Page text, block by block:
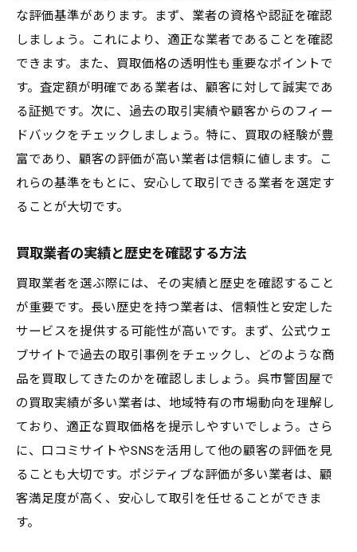
アフターフォローの重要性とその内容
買取業者選びで失敗しないためのポイントをチ
ェック
信頼できる業者の選び方と注意点
不正業者を見極めるためのサイン
業者とのコミュニケーションの重要性
トラブルを避けるための予備知識
地元ユーザーからのフィードバックを活かした
買取のコツ
実際の体験談から学ぶ取引のテクニック
評価サイトでのレビュー活用法
ユーザーの声を反映した買取戦略の構築
フィードバックを基にした改善策の実施
満足度を高めるためのユーザーインタビュ
ー
査定時に注意すべきポイントと高額評価を得る
な評価基準があります。まず、業者の資格や認証を確認
しましょう。これにより、適正な業者であることを確認
できます。また、買取価格の透明性も重要なポイントで
す。査定額が明確である業者は、顧客に対して誠実であ
る証拠です。次に、過去の取引実績や顧客からのフィー
ドバックをチェックしましょう。特に、買取の経験が豊
富であり、顧客の評価が高い業者は信頼に値します。こ
れらの基準をもとに、安心して取引できる業者を選定す
ることが大切です。
買取業者の実績と歴史を確認する方法
買取業者を選ぶ際には、その実績と歴史を確認すること
が重要です。長い歴史を持つ業者は、信頼性と安定した
サービスを提供する可能性が高いです。まず、公式ウェ
ブサイトで過去の取引事例をチェックし、どのような商
品を買取してきたのかを確認しましょう。呉市警固屋で
の買取実績が多い業者は、地域特有の市場動向を理解し
ており、適正な買取価格を提示しやすいでしょう。さら
に、口コミサイトやSNSを活用して他の顧客の評価を見
ることも大切です。ポジティブな評価が多い業者は、顧
客満足度が高く、安心して取引を任せることができま
す。